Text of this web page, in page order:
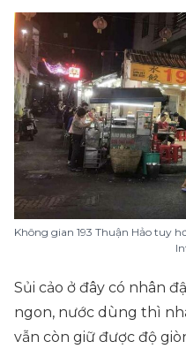
Không gian 193 Thuận Hảo tuy
Sủi cảo ở đây có nhân
ngon, nước dùng thì
vẫn còn giữ được độ